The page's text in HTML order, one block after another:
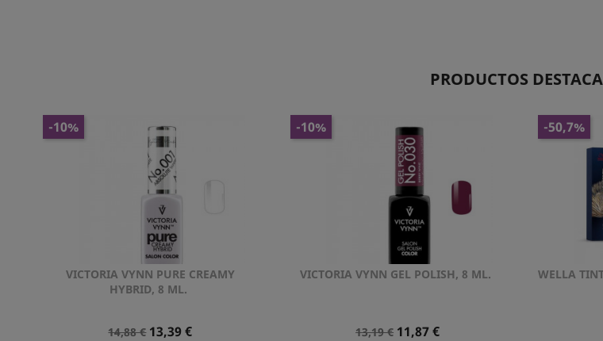
PRODUCTOS
VICTORIA VYNN PURE CREAMY
HYBRID, 8 ML.
Precio
14,88 € Precio
13,39 €
-10%
Vista rápida VICTORIA VYNN GEL POLISH, 8 ML.
Precio
13,19 € Precio
11,87 €
-10%
Vista rápida
WELLA
-50,7%